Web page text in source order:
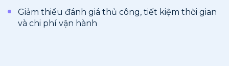
Giảm thiểu đánh giá thủ công, tiết kiệm thời gian
và chi phí vận hành